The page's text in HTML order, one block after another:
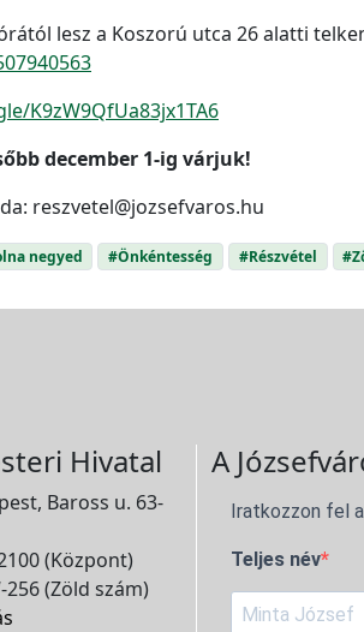
lesz a Koszorú utca 26 alatti
K9zW9QfUa83jx1TA6
december 1-ig várjuk!
reszvetel@jozsefvaros.hu
negyed #Önkéntesség #Részvétel
Hivatal
Baross u. 63-
(Központ)
256 (Zöld szám)
A
Iratkozzon fel
Teljes név